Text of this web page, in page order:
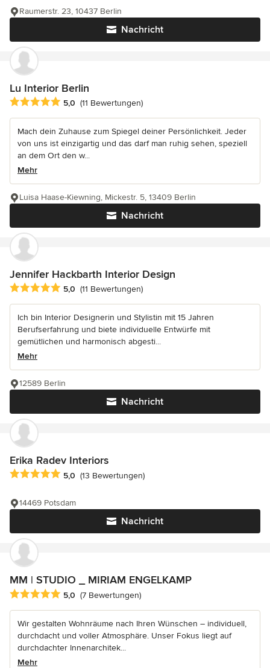
Nachricht
Raumerstr. 23, 10437 Berlin
Lu Interior Berlin
Durchschnittliche Bewertung: 5 von 5 Sternen
5,0 (11 Bewertungen)
Mach dein Zuhause zum Spiegel deiner Persönlichkeit. Jeder
von uns ist einzigartig und das darf man ruhig sehen, speziell
an dem Ort den w...
Mehr
Nachricht
Luisa Haase-Kiewning, Mickestr. 5, 13409 Berlin
Jennifer Hackbarth Interior Design
Durchschnittliche Bewertung: 5 von 5 Sternen
5,0 (11 Bewertungen)
Ich bin Interior Designerin und Stylistin mit 15 Jahren
Berufserfahrung und biete individuelle Entwürfe mit
gemütlichen und harmonisch abgesti...
Mehr
Nachricht
12589 Berlin
Erika Radev Interiors
Durchschnittliche Bewertung: 5 von 5 Sternen
5,0 (13 Bewertungen)
Nachricht
14469 Potsdam
MM | STUDIO _ MIRIAM ENGELKAMP
Durchschnittliche Bewertung: 5 von 5 Sternen
5,0 (7 Bewertungen)
Wir gestalten Wohnräume nach Ihren Wünschen – individuell,
durchdacht und voller Atmosphäre. Unser Fokus liegt auf
durchdachter Innenarchitek...
Mehr